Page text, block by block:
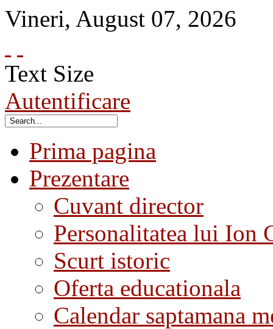
Vineri, August 07, 2026
Text Size
Autentificare
Prima pagina
Prezentare
Cuvant director
Personalitatea lui Ion
Scurt istoric
Oferta educationala
Calendar saptamana